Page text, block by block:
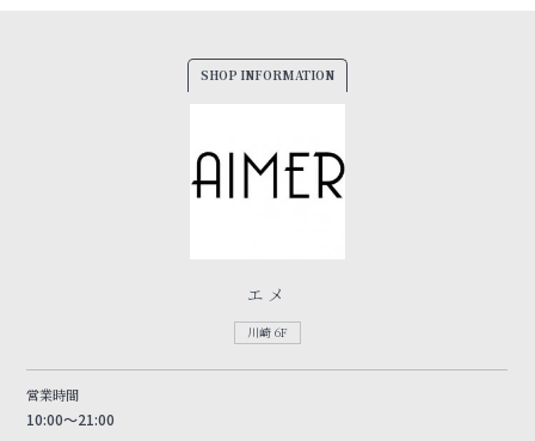
SHOP INFORMATION
エメ
川崎 6F
営業時間
10:00～21:00